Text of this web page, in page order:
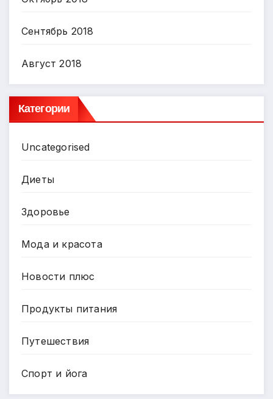
Сентябрь 2018
Август 2018
Категории
Uncategorised
Диеты
Здоровье
Мода и красота
Новости плюс
Продукты питания
Путешествия
Спорт и йога